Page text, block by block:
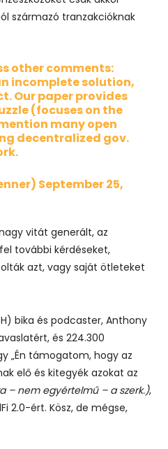
származó tranzakcióknak
other comments:
incomplete solution,
Our paper provides
(focuses on the
many open
decentralized gov.
September 25,
vitát generált, az
további kérdéseket,
azt, vagy saját ötleteket
bika és podcaster, Anthony
és 224.300
„Én támogatom, hogy az
elő és kitegyék azokat az
– nem egyértelmű – a szerk.),
2.0-ért. Kösz, de mégse,